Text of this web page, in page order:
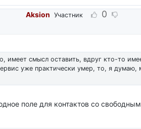
Aksion Участник 0
имеет смысл оставить, вдруг кто-то
уже практически умер, то, я думаю,
поле для контактов со